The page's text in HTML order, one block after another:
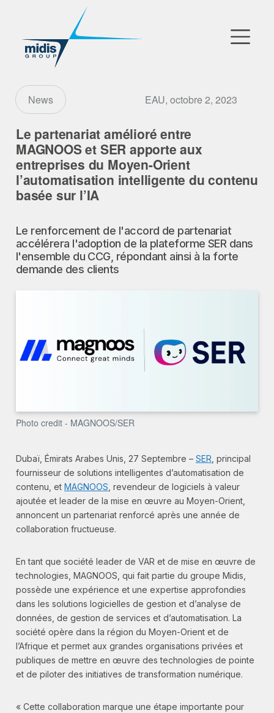
Go to Market
Partenaires Technologiques
Actualités
Notre Entreprise
FR | EN | AR
News EAU, octobre 2, 2023
Le partenariat amélioré entre
MAGNOOS et SER apporte aux
entreprises du Moyen-Orient
l’automatisation intelligente du contenu
basée sur l’IA
Le renforcement de l'accord de partenariat
accélérera l'adoption de la plateforme SER dans
l'ensemble du CCG, répondant ainsi à la forte
demande des clients
Photo credit - MAGNOOS/SER
Dubaï, Émirats Arabes Unis, 27 Septembre – SER , principal
fournisseur de solutions intelligentes d’automatisation de
contenu, et MAGNOOS , revendeur de logiciels à valeur
ajoutée et leader de la mise en œuvre au Moyen-Orient,
annoncent un partenariat renforcé après une année de
collaboration fructueuse.
En tant que société leader de VAR et de mise en œuvre de
technologies, MAGNOOS, qui fait partie du groupe Midis,
possède une expérience et une expertise approfondies
dans les solutions logicielles de gestion et d’analyse de
données, de gestion de services et d’automatisation. La
société opère dans la région du Moyen-Orient et de
l’Afrique et permet aux grandes organisations privées et
publiques de mettre en œuvre des technologies de pointe
et de piloter des initiatives de transformation numérique.
« Cette collaboration marque une étape importante pour